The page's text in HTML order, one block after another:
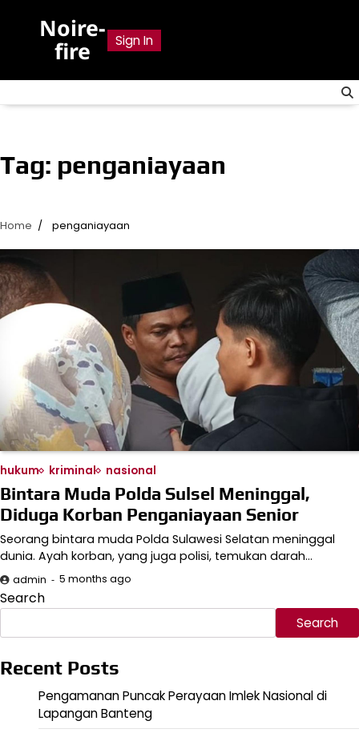
Noire-
fire
Sign In
Tag: penganiayaan
Home penganiayaan
hukum kriminal nasional
Bintara Muda Polda Sulsel Meninggal,
Diduga Korban Penganiayaan Senior
Seorang bintara muda Polda Sulawesi Selatan meninggal
dunia. Ayah korban, yang juga polisi, temukan darah…
admin 5 months ago
Search
Search
Recent Posts
Pengamanan Puncak Perayaan Imlek Nasional di
Lapangan Banteng